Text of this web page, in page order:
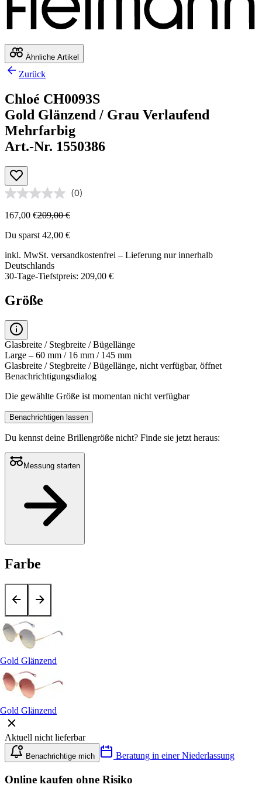
Ähnliche Artikel
Zurück
Chloé CH0093S
Gold Glänzend / Grau Verlaufend
Mehrfarbig
Art.-Nr. 1550386
(0)
167,00 €209,00 €
Du sparst 42,00 €
inkl. MwSt. versandkostenfrei – Lieferung nur innerhalb
Deutschlands
30-Tage-Tiefstpreis: 209,00 €
Größe
Glasbreite / Stegbreite / Bügellänge
Large – 60 mm / 16 mm / 145 mm
Glasbreite / Stegbreite / Bügellänge, nicht verfügbar, öffnet
Benachrichtigungsdialog
Die gewählte Größe ist momentan nicht verfügbar
Benachrichtigen lassen
Du kennst deine Brillengröße nicht? Finde sie jetzt heraus:
Messung starten
Farbe
Gold Glänzend
Gold Glänzend
Aktuell nicht lieferbar
Benachrichtige mich Beratung in einer Niederlassung
Online kaufen ohne Risiko